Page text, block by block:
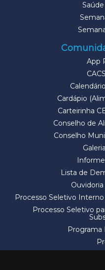
App
Cardápio
Carteirinha
Conselho de
Conselho
Lista de
Processo Seletivo
Processo Seletivo
Programa